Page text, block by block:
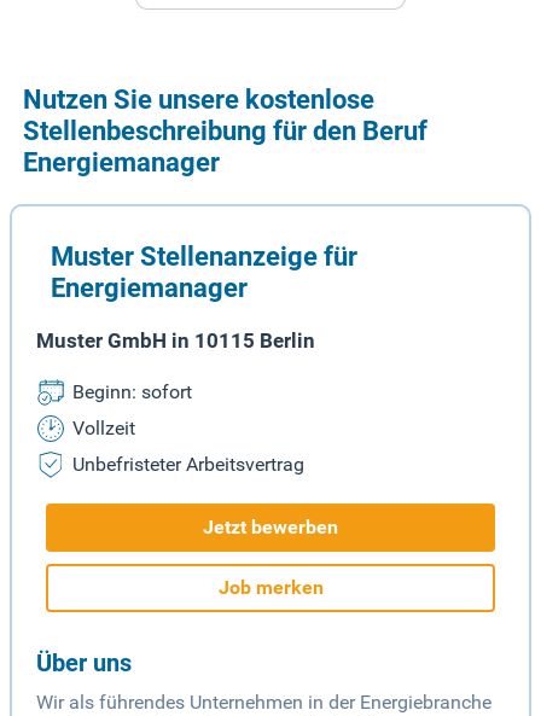
Nutzen Sie unsere kostenlose
Stellenbeschreibung für den Beruf
Energiemanager
Muster Stellenanzeige für
Energiemanager
Muster GmbH in 10115 Berlin
Beginn: sofort
Vollzeit
Unbefristeter Arbeitsvertrag
Jetzt bewerben
Job merken
Über uns
Wir als führendes Unternehmen in der Energiebranche